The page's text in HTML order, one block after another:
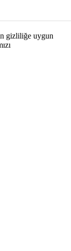
gizliliğe uygun